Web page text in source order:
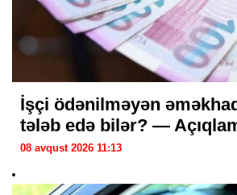
İşçi ödənilməyən
tələb edə bilər? —
08 avqust 2026 11:13